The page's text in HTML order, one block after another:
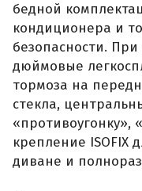
бедной
кондиционера и
безопасности.
дюймовые
тормоза на
стекла,
«противоугонку»,
крепление ISOFIX
диване и